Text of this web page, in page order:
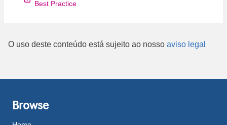
Best Practice
O uso deste conteúdo está sujeito ao nosso aviso legal
Browse